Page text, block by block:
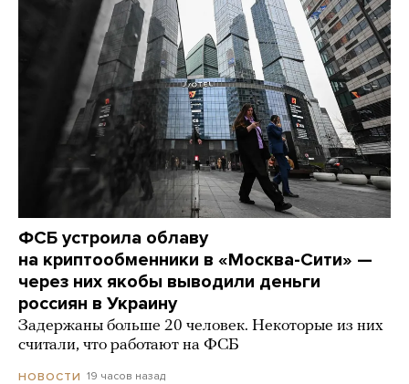
ФСБ устроила облаву
на криптообменники в «Москва-Сити» —
через них якобы выводили деньги
россиян в Украину
Задержаны больше 20 человек. Некоторые из них
считали, что работают на ФСБ
НОВОСТИ 19 часов назад